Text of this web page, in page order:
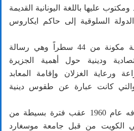
ومكتوب عليها باللغة اليونانية القديمة
السلوقية إلى حاكم ايكاروس
وبيّن أشكناني أن الرسالة مكونة من 44 سطراً وهي رسالة
ودينية حول أهمية الجزيرة
ورعاية الغزلان وإقامة المعابد
والتي كانت عبارة عن طقوس دينية
وبيّن أن الحجر تم اكتشافه عام 1960 عقب فترة بسيطة من
في الكويت من قبل جامعة موسغارد